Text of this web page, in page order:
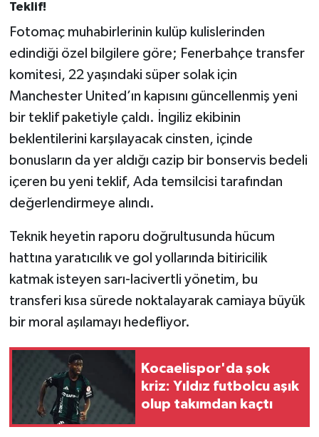
Teklif!
Fotomaç muhabirlerinin kulüp kulislerinden
edindiği özel bilgilere göre; Fenerbahçe transfer
komitesi, 22 yaşındaki süper solak için
Manchester United’ın kapısını güncellenmiş yeni
bir teklif paketiyle çaldı. İngiliz ekibinin
beklentilerini karşılayacak cinsten, içinde
bonusların da yer aldığı cazip bir bonservis bedeli
içeren bu yeni teklif, Ada temsilcisi tarafından
değerlendirmeye alındı.
Teknik heyetin raporu doğrultusunda hücum
hattına yaratıcılık ve gol yollarında bitiricilik
katmak isteyen sarı-lacivertli yönetim, bu
transferi kısa sürede noktalayarak camiaya büyük
bir moral aşılamayı hedefliyor.
Kocaelispor'da şok
kriz: Yıldız futbolcu aşık
olup takımdan kaçtı